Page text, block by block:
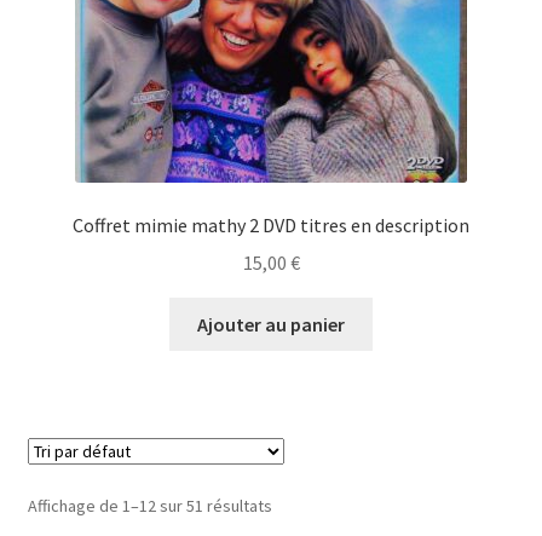
Coffret mimie mathy 2 DVD titres en description
15,00 €
Ajouter au panier
Affichage de 1–12 sur 51 résultats